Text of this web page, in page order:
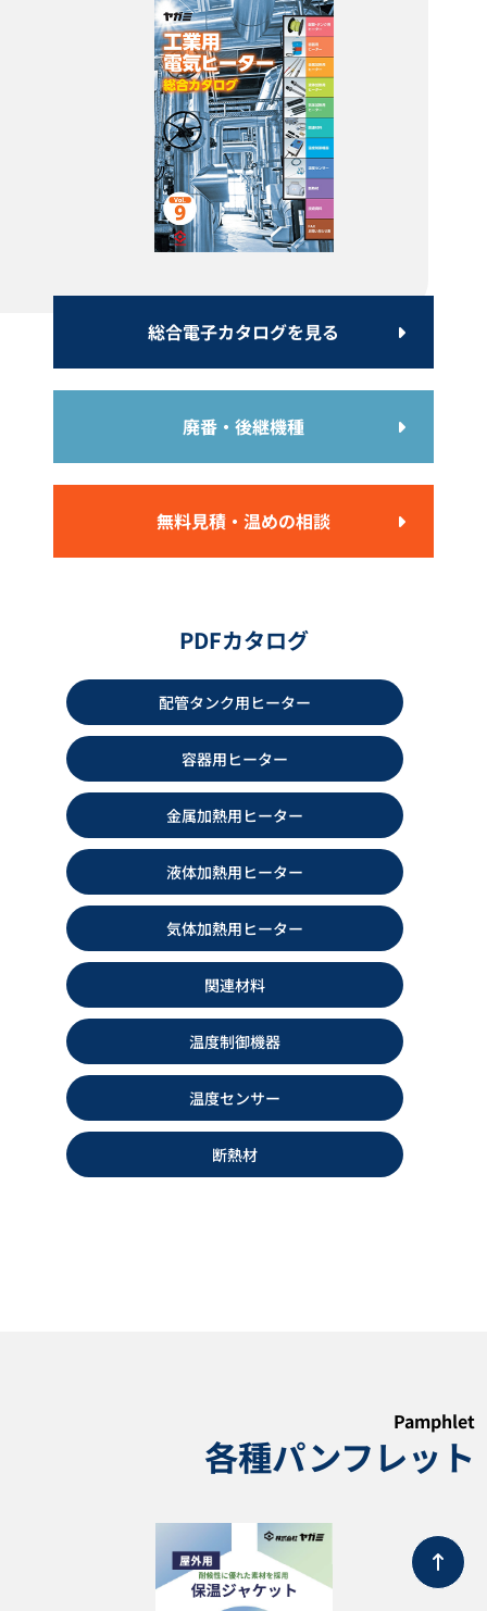
カタログダウンロード
カタログダウンロード
カタログダウンロード
カタログダウンロード
カタログダウンロード
カタログダウンロード
潜水ヒーター YDSS型 YDQ型
カタログダウンロード
カタログダウンロード
総合電子カタログを見る
廃番・後継機種
無料見積・温めの相談
PDFカタログ
配管タンク用ヒーター
容器用ヒーター
金属加熱用ヒーター
液体加熱用ヒーター
気体加熱用ヒーター
関連材料
温度制御機器
温度センサー
断熱材
Pamphlet
各種パンフレット